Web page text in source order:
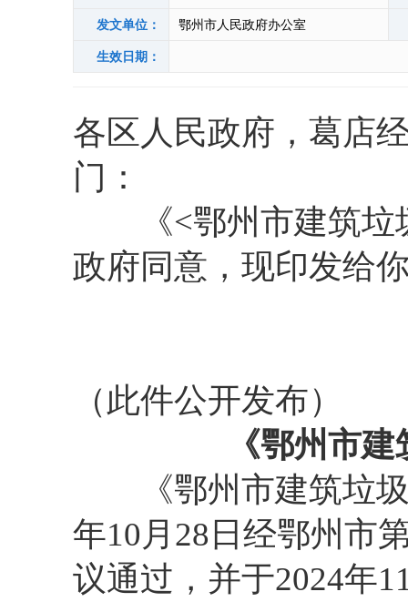
发文单位： 鄂州市人民政府办公室
生效日期：
各区人民政府，葛店
门：
《<鄂州市建筑垃
政府同意，现印发给
（此件公开发布）
《鄂州市
《鄂州市建筑垃圾
年10月28日经鄂州市
议通过，并于2024年